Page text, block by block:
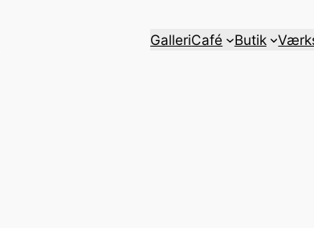
GalleriCafé Butik